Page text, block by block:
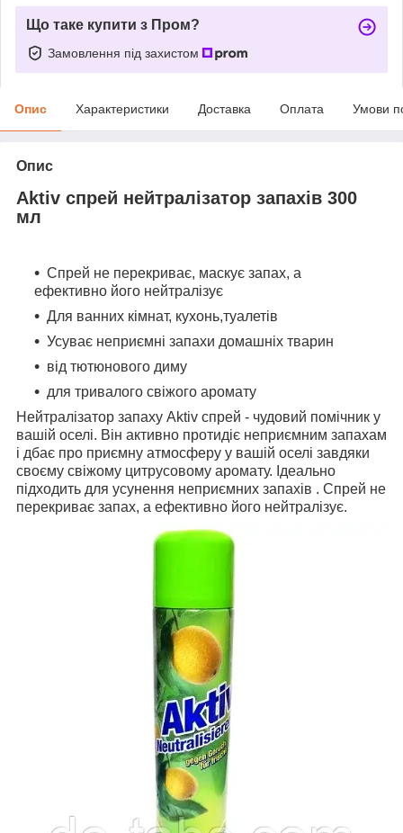
Що таке купити з Пром?
Замовлення під захистом
Опис Характеристики Доставка Оплата Умови
Опис
Aktiv спрей нейтралізатор запахів 300
мл
Спрей не перекриває, маскує запах, а
ефективно його нейтралізує
Для ванних кімнат, кухонь,туалетів
Усуває неприємні запахи домашніх тварин
від тютюнового диму
для тривалого свіжого аромату
Нейтралізатор запаху Aktiv спрей - чудовий помічник у
вашій оселі. Він активно протидіє неприємним запахам
і дбає про приємну атмосферу у вашій оселі завдяки
своєму свіжому цитрусовому аромату. Ідеально
підходить для усунення неприємних запахів . Спрей не
перекриває запах, а ефективно його нейтралізує.